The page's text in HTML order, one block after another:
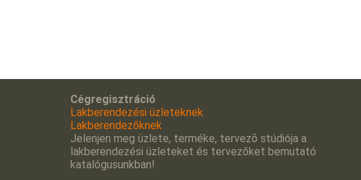
Cégregisztráció
Lakberendezési üzleteknek
Lakberendezőknek
Jelenjen meg üzlete, terméke, tervezõ stúdiója a
lakberendezési üzleteket és tervezőket bemutató
katalógusunkban!